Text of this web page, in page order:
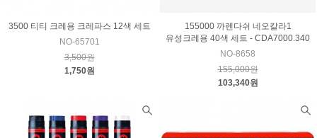
3500 티티 크레용 크레파스 12색 세트
NO-65701
3,500원
1,750원
155000 까렌다쉬 네오칼라1
유성크레용 40색 세트 - CDA7000.340
NO-8658
155,000원
103,340원